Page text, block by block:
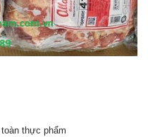
thực phẩm